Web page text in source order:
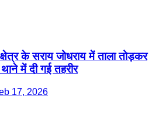
के सराय जोधराय में ताला तोड़कर
में दी गई तहरीर
17, 2026